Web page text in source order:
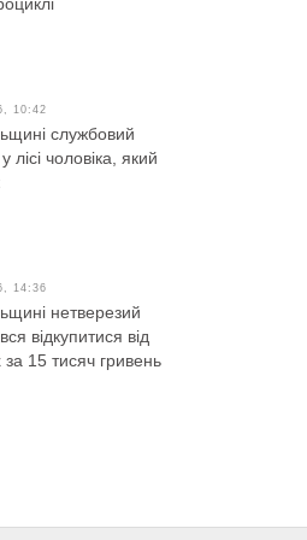
10:42
службовий
лісі чоловіка, який
14:36
нетверезий
відкупитися від
за 15 тисяч гривень